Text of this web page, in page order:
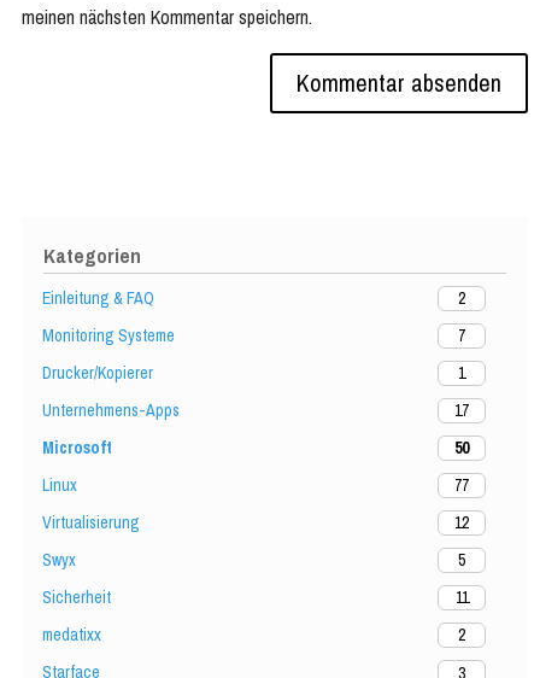
Kategorien
Einleitung & FAQ
2
Monitoring Systeme
7
Drucker/Kopierer
1
Unternehmens-Apps
17
Microsoft
50
Linux
77
Virtualisierung
12
Swyx
5
Sicherheit
11
medatixx
2
Starface
3
meinen nächsten Kommentar speichern.